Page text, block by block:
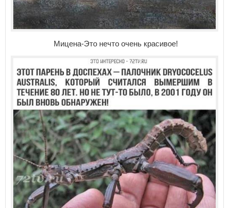
Мицена-Это нечто очень красивое!